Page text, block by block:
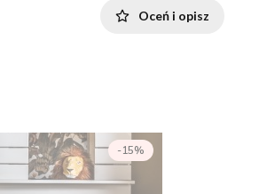
Oceń i opisz
-15%